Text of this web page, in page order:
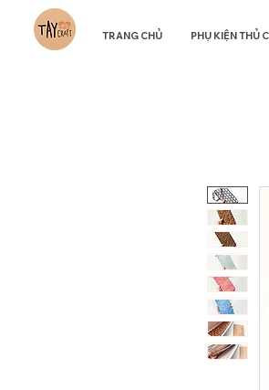
TRANG CHỦ PHỤ KIỆN THỦ